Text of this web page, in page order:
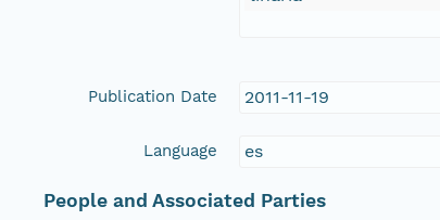
Publication Date 2011-11-19
Language es
People and Associated Parties